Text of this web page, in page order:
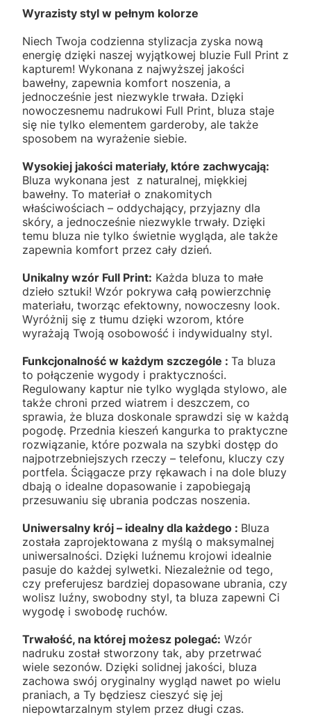
Wyrazisty styl w pełnym kolorze
Niech Twoja codzienna stylizacja zyska nową
energię dzięki naszej wyjątkowej bluzie Full Print z
kapturem! Wykonana z najwyższej jakości
bawełny, zapewnia komfort noszenia, a
jednocześnie jest niezwykle trwała. Dzięki
nowoczesnemu nadrukowi Full Print, bluza staje
się nie tylko elementem garderoby, ale także
sposobem na wyrażenie siebie.
Wysokiej jakości materiały, które zachwycają:
Bluza wykonana jest z naturalnej, miękkiej
bawełny. To materiał o znakomitych
właściwościach – oddychający, przyjazny dla
skóry, a jednocześnie niezwykle trwały. Dzięki
temu bluza nie tylko świetnie wygląda, ale także
zapewnia komfort przez cały dzień.
Unikalny wzór Full Print: Każda bluza to małe
dzieło sztuki! Wzór pokrywa całą powierzchnię
materiału, tworząc efektowny, nowoczesny look.
Wyróżnij się z tłumu dzięki wzorom, które
wyrażają Twoją osobowość i indywidualny styl.
Funkcjonalność w każdym szczególe : Ta bluza
to połączenie wygody i praktyczności.
Regulowany kaptur nie tylko wygląda stylowo, ale
także chroni przed wiatrem i deszczem, co
sprawia, że bluza doskonale sprawdzi się w każdą
pogodę. Przednia kieszeń kangurka to praktyczne
rozwiązanie, które pozwala na szybki dostęp do
najpotrzebniejszych rzeczy – telefonu, kluczy czy
portfela. Ściągacze przy rękawach i na dole bluzy
dbają o idealne dopasowanie i zapobiegają
przesuwaniu się ubrania podczas noszenia.
Uniwersalny krój – idealny dla każdego : Bluza
została zaprojektowana z myślą o maksymalnej
uniwersalności. Dzięki luźnemu krojowi idealnie
pasuje do każdej sylwetki. Niezależnie od tego,
czy preferujesz bardziej dopasowane ubrania, czy
wolisz luźny, swobodny styl, ta bluza zapewni Ci
wygodę i swobodę ruchów.
Trwałość, na której możesz polegać: Wzór
nadruku został stworzony tak, aby przetrwać
wiele sezonów. Dzięki solidnej jakości, bluza
zachowa swój oryginalny wygląd nawet po wielu
praniach, a Ty będziesz cieszyć się jej
niepowtarzalnym stylem przez długi czas.